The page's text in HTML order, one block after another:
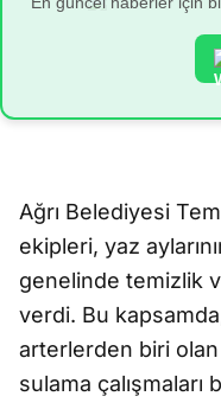
Ağrı Belediyesi
ekipleri, yaz
genelinde temizlik
verdi. Bu
arterlerden biri olan
sulama çalışmaları